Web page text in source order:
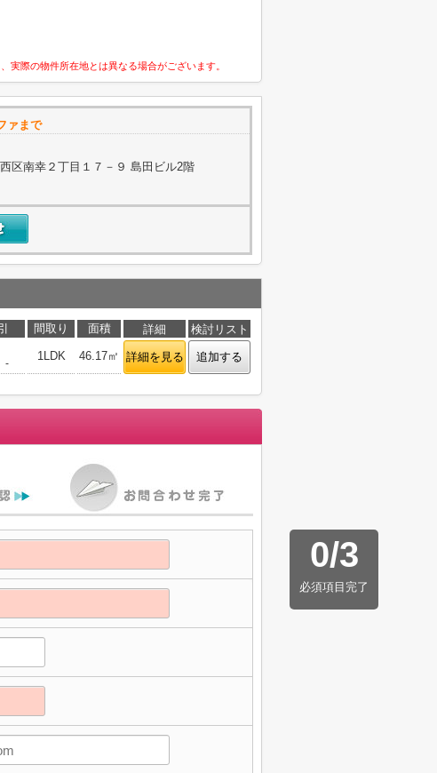
際の物件所在地とは異なる場合がございます。
ァまで
区南幸２丁目１７－９ 島田ビル2階
間取り 面積 詳細
検討リスト
-
1LDK 46.17㎡ 詳細を見る 追加する
0/3
必須項目完了